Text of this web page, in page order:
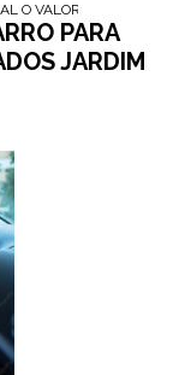
HABILITADOS
O VALOR DE AULA DE
PARA
JARDIM